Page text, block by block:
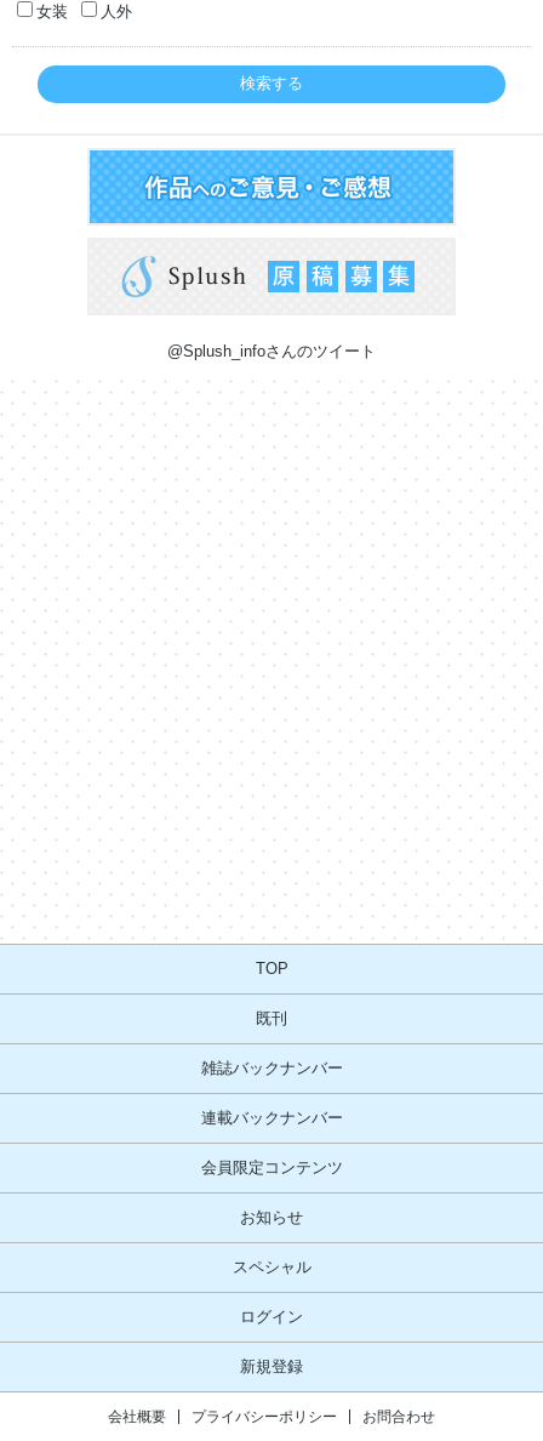
女装
人外
検索する
@Splush_infoさんのツイート
TOP
既刊
雑誌バックナンバー
連載バックナンバー
会員限定コンテンツ
お知らせ
スペシャル
ログイン
新規登録
会社概要 プライバシーポリシー お問合わせ